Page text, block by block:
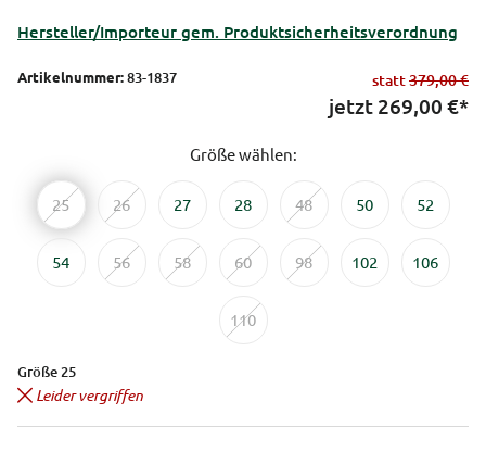
Hersteller/Importeur gem. Produktsicherheitsverordnung
Artikelnummer:83-1837 statt379,00 €
jetzt 269,00 €*
Größe wählen:
25 26 27 28 48 50 52
54 56 58 60 98 102 106
110
Größe 25
Leider vergriffen